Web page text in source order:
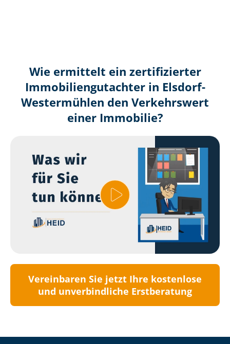
Wie ermittelt ein zertifizierter
Immobilien­gutachter in Elsdorf-
Westermühlen den Verkehrswert
einer Immobilie?
Vereinbaren Sie jetzt Ihre kostenlose
und unverbindliche Erstberatung